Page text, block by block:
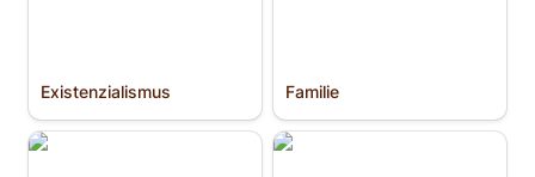
Existenzialismus Familie
Familien­unternehmen Föderalismus